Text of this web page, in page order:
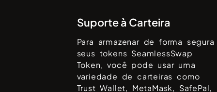
Suporte à Carteira
Para armazenar de forma segura
seus tokens SeamlessSwap
Token, você pode usar uma
variedade de carteiras como
Trust Wallet, MetaMask, SafePal,